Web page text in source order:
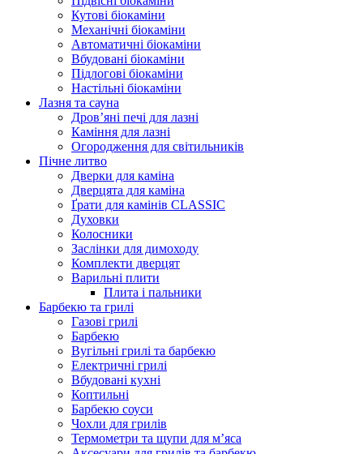
Кутові біокаміни
Механічні біокаміни
Автоматичні біокаміни
Вбудовані біокаміни
Підлогові біокаміни
Настільні біокаміни
Лазня та сауна
Дров’яні печі для лазні
Каміння для лазні
Огородження для світильників
Пічне литво
Дверки для каміна
Дверцята для каміна
Ґрати для камінів CLASSIC
Духовки
Колосники
Заслінки для димоходу
Комплекти дверцят
Варильні плити
Плита і пальники
Барбекю та грилі
Газові грилі
Барбекю
Вугільні грилі та барбекю
Електричні грилі
Вбудовані кухні
Коптильні
Барбекю соуси
Чохли для грилів
Термометри та щупи для м’яса